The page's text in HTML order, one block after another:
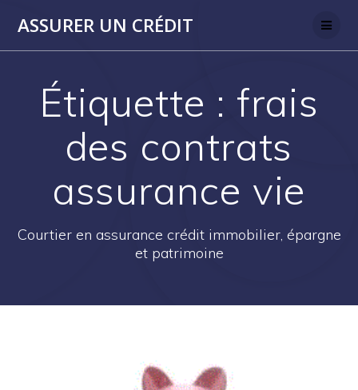
to
ASSURER UN CRÉDIT
Étiquette : frais
des contrats
assurance vie
Courtier en assurance crédit immobilier, épargne
et patrimoine